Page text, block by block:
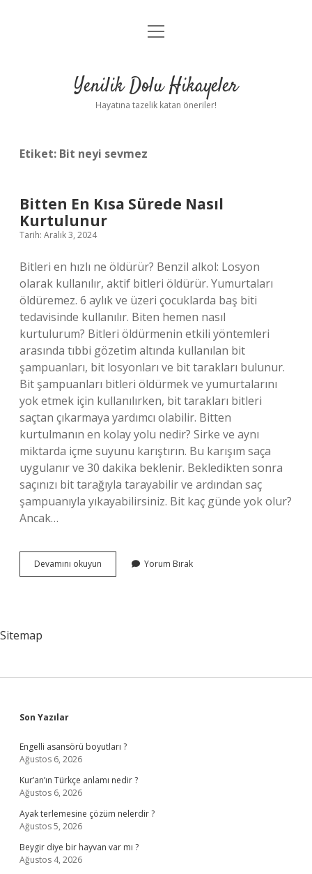
Anasayfa
Yasal Uyarı
menüyü
Yenilik Dolu Hikayeler
Hayatına tazelik katan öneriler!
Etiket: Bit neyi sevmez
Bitten En Kısa Sürede Nasıl
Kurtulunur
Tarih: Aralık 3, 2024
Bitleri en hızlı ne öldürür? Benzil alkol: Losyon
olarak kullanılır, aktif bitleri öldürür. Yumurtaları
öldüremez. 6 aylık ve üzeri çocuklarda baş biti
tedavisinde kullanılır. Biten hemen nasıl
kurtulurum? Bitleri öldürmenin etkili yöntemleri
arasında tıbbi gözetim altında kullanılan bit
şampuanları, bit losyonları ve bit tarakları bulunur.
Bit şampuanları bitleri öldürmek ve yumurtalarını
yok etmek için kullanılırken, bit tarakları bitleri
saçtan çıkarmaya yardımcı olabilir. Bitten
kurtulmanın en kolay yolu nedir? Sirke ve aynı
miktarda içme suyunu karıştırın. Bu karışım saça
uygulanır ve 30 dakika beklenir. Bekledikten sonra
saçınızı bit tarağıyla tarayabilir ve ardından saç
şampuanıyla yıkayabilirsiniz. Bit kaç günde yok olur?
Ancak…
Devamını okuyun
En
Yorum Bırak
Sitemap
Sidebar
Son Yazılar
Engelli asansörü boyutları ?
Ağustos 6, 2026
Kur’an’ın Türkçe anlamı nedir ?
Ağustos 6, 2026
Ayak terlemesine çözüm nelerdir ?
Ağustos 5, 2026
Beygir diye bir hayvan var mı ?
Ağustos 4, 2026